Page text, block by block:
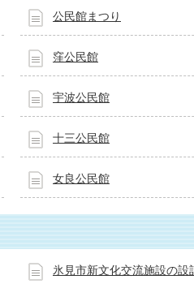
公民館まつり
窪公民館
宇波公民館
十三公民館
女良公民館
氷見市新文化交流施設の設